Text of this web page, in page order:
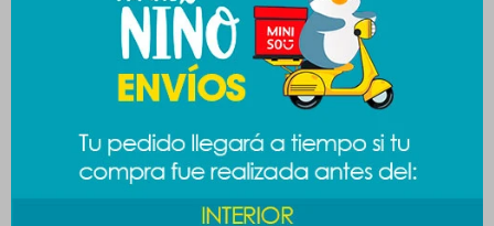
MEDIOS DE PAGO
Productos que te pueden interesar